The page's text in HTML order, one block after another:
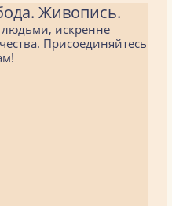
Живопись.
искренне
Присоединяйтесь